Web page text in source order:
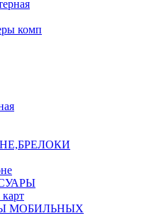
комп
МОБИЛЬНЫХ